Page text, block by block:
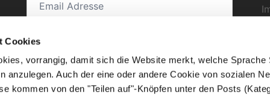
Cookies
vorrangig, damit sich die Website merkt, welche Sprache
anzulegen. Auch der eine oder andere Cookie von sozialen
kommen von den "Teilen auf"-Knöpfen unter den Posts
Adresse